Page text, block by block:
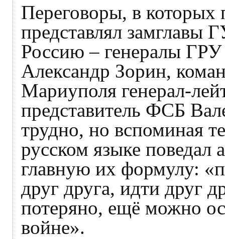
Переговоры, в которых
представлял
Россию – генералы
Александр Зорин,
Мариуполя генерал-
представитель ФСБ
трудно, но вспоминая
русском языке поведал
главную их формулу:
друг друга, идти друг
потеряно, ещё можно
войне».